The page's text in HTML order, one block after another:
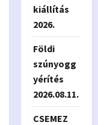
kiállítás
2026.
Földi
szúnyogg
yérítés
2026.08.11.
CSEMEZ